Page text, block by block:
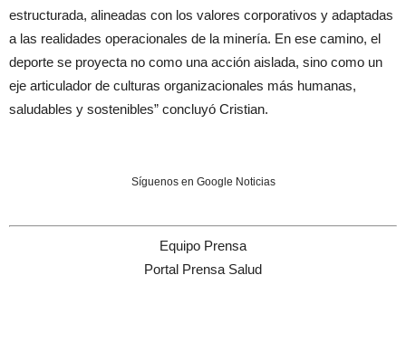
estructurada, alineadas con los valores corporativos y adaptadas
a las realidades operacionales de la minería. En ese camino, el
deporte se proyecta no como una acción aislada, sino como un
eje articulador de culturas organizacionales más humanas,
saludables y sostenibles” concluyó Cristian.
Síguenos en Google Noticias
Equipo Prensa
Portal Prensa Salud